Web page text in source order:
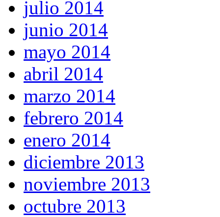
julio 2014
junio 2014
mayo 2014
abril 2014
marzo 2014
febrero 2014
enero 2014
diciembre 2013
noviembre 2013
octubre 2013